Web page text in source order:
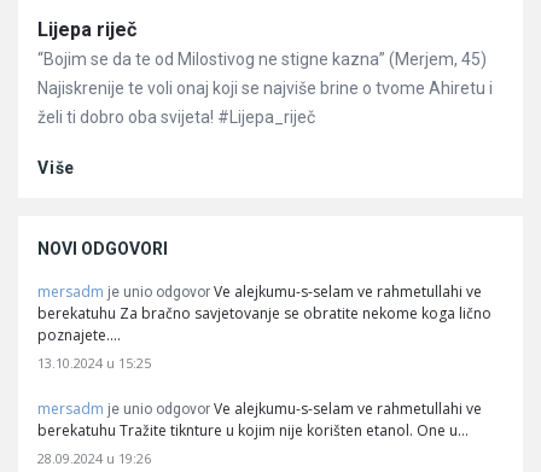
Članci
Lijepa riječ
“Bojim se da te od Milostivog ne stigne kazna” (Merjem, 45)
Najiskrenije te voli onaj koji se najviše brine o tvome Ahiretu i
želi ti dobro oba svijeta! #Lijepa_riječ
Više
NOVI ODGOVORI
mersadm je unio odgovor Ve alejkumu-s-selam ve rahmetullahi ve
berekatuhu Za bračno savjetovanje se obratite nekome koga lično
poznajete.…
13.10.2024 u 15:25
mersadm je unio odgovor Ve alejkumu-s-selam ve rahmetullahi ve
berekatuhu Tražite tiknture u kojim nije korišten etanol. One u…
28.09.2024 u 19:26